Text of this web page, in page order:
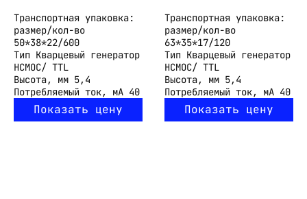
Транспортная упаковка:
размер/кол-во
50*38*22/600
Тип Кварцевый генератор
HCMOC/ TTL
Высота, мм 5,4
Потребляемый ток, мА 40
Показать цену
Транспортная упаковка:
размер/кол-во
63*35*17/120
Тип Кварцевый генератор
HCMOC/ TTL
Высота, мм 5,4
Потребляемый ток, мА 40
Показать цену